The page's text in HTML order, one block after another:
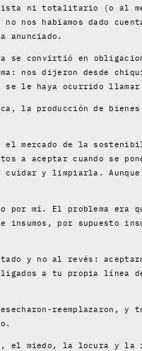
ni totalitario (o al
habíamos dado cuenta
anunciado.
se convirtió en
nos dijeron desde
se le haya ocurrido
la producción de
mercado de la
a aceptar cuando se
cuidar y limpiarla.
por mí. El problema era
por supuesto
y no al revés:
a tu propia línea
reemplazaron,
miedo, la locura y la